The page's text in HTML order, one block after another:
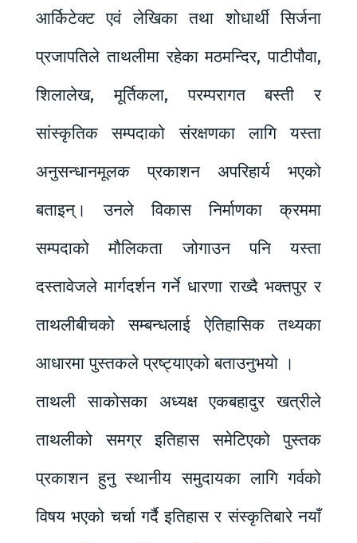
आर्किटेक्ट एवं लेखिका तथा शोधार्थी सिर्जना
प्रजापतिले ताथलीमा रहेका मठमन्दिर, पाटीपौवा,
शिलालेख, मूर्तिकला, परम्परागत बस्ती र
सांस्कृतिक सम्पदाको संरक्षणका लागि यस्ता
अनुसन्धानमूलक प्रकाशन अपरिहार्य भएको
बताइन्। उनले विकास निर्माणका क्रममा
सम्पदाको मौलिकता जोगाउन पनि यस्ता
दस्तावेजले मार्गदर्शन गर्ने धारणा राख्दै भक्तपुर र
ताथलीबीचको सम्बन्धलाई ऐतिहासिक तथ्यका
आधारमा पुस्तकले प्रष्ट्याएको बताउनुभयो ।
ताथली साकोसका अध्यक्ष एकबहादुर खत्रीले
ताथलीको समग्र इतिहास समेटिएको पुस्तक
प्रकाशन हुनु स्थानीय समुदायका लागि गर्वको
विषय भएको चर्चा गर्दै इतिहास र संस्कृतिबारे नयाँ